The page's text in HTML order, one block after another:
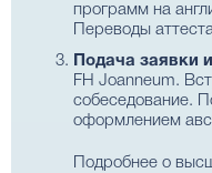
программ на
Переводы
Подача заявки
FH Joanneum.
собеседование.
оформлением
Подробнее о